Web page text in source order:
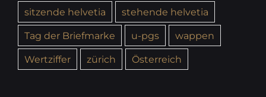
sitzende helvetia
stehende helvetia
Tag der Briefmarke
u-pgs
wappen
Wertziffer
zürich Österreich